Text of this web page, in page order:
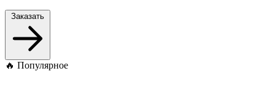
🔥 Популярное